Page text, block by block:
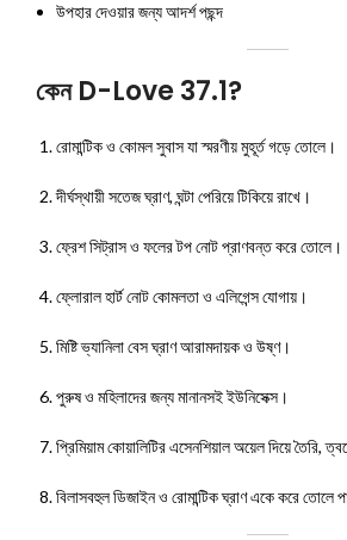
উপহার দেওয়ার জন্য আদর্শ পছন্দ
কেন D-Love 37.1?
রোমান্টিক ও কোমল সুবাস যা স্মরণীয় মুহূর্ত গড়ে তোলে।
দীর্ঘস্থায়ী সতেজ ঘ্রাণ, ঘন্টা পেরিয়ে টিকিয়ে রাখে।
ফ্রেশ সিট্রাস ও ফলের টপ নোট প্রাণবন্ত করে তোলে।
ফ্লোরাল হার্ট নোট কোমলতা ও এলিগেন্স যোগায়।
মিষ্টি ভ্যানিলা বেস ঘ্রাণ আরামদায়ক ও উষ্ণ।
পুরুষ ও মহিলাদের জন্য মানানসই ইউনিসেক্স।
প্রিমিয়াম কোয়ালিটির এসেনশিয়াল অয়েল দিয়ে তৈরি,
বিলাসবহুল ডিজাইন ও রোমান্টিক ঘ্রাণ একে করে তোলে